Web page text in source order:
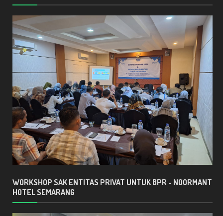
WORKSHOP SAK ENTITAS PRIVAT UNTUK BPR - NOORMANT
HOTEL SEMARANG